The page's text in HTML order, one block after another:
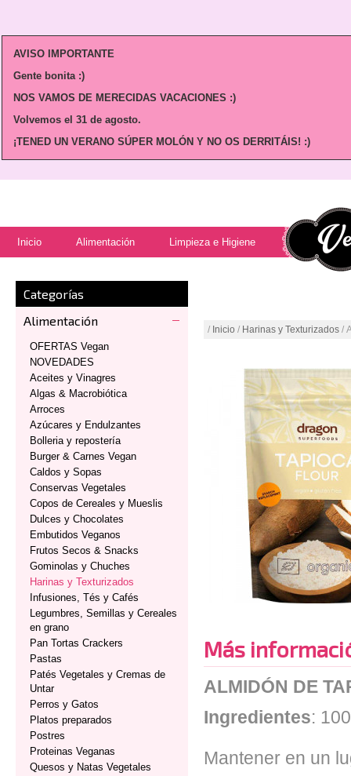
AVISO IMPORTANTE
Gente bonita :)
NOS VAMOS DE MERECIDAS VACACIONES :)
Volvemos el 31 de agosto.
¡TENED UN VERANO SÚPER MOLÓN Y NO OS DERRITÁIS! :)
Inicio Alimentación Limpieza e Higiene
Categorías
Alimentación
OFERTAS Vegan
NOVEDADES
Aceites y Vinagres
Algas & Macrobiótica
Arroces
Azúcares y Endulzantes
Bolleria y repostería
Burger & Carnes Vegan
Caldos y Sopas
Conservas Vegetales
Copos de Cereales y Mueslis
Dulces y Chocolates
Embutidos Veganos
Frutos Secos & Snacks
Gominolas y Chuches
Harinas y Texturizados
Infusiones, Tés y Cafés
Legumbres, Semillas y Cereales
en grano
Pan Tortas Crackers
Pastas
Patés Vegetales y Cremas de
Untar
Perros y Gatos
Platos preparados
Postres
Proteinas Veganas
Quesos y Natas Vegetales
/ Inicio / Harinas y Texturizados /
Más
ALMIDÓN DE
Ingredientes:
Mantener en un